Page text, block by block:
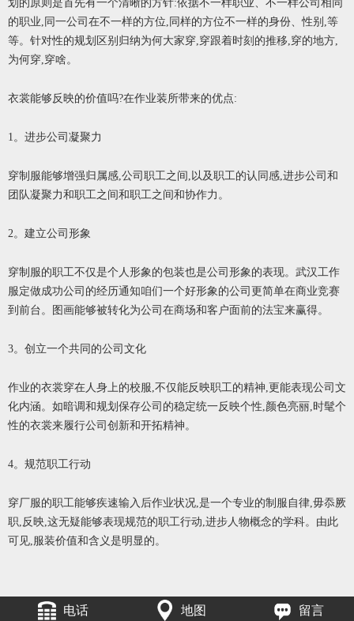
划的原则是首先有一个清晰的方针:依据不一样职业、不一样公司相同
的职业,同一公司在不一样的方位,同样的方位不一样的身份、性别,等
等。针对性的规划区别归纳为何大家穿,穿跟着时刻的推移,穿的地方,
为何穿,穿啥。
衣裳能够反映的价值吗?在作业装所带来的优点:
1。进步公司凝聚力
穿制服能够增强归属感,公司职工之间,以及职工的认同感,进步公司和
团队凝聚力和职工之间和职工之间和协作力。
2。建立公司形象
穿制服的职工不仅是个人形象的包装也是公司形象的表现。武汉工作
服定做成功公司的经历通知咱们一个好形象的公司更简单在商业竞赛
到前台。图画能够被转化为公司在商场和客户面前的法宝来赢得。
3。创立一个共同的公司文化
作业的衣裳穿在人身上的校服,不仅能反映职工的精神,更能表现公司文
化内涵。如暗调和规划保存公司的稳定统一反映个性,颜色亮丽,时髦个
性的衣裳来履行公司创新和开拓精神。
4。规范职工行动
穿厂服的职工能够疾速输入后作业状况,是一个专业的制服自律,毋忝厥
职,反映,这无疑能够表现规范的职工行动,进步人物概念的学科。由此
可见,服装价值和含义是明显的。
电话 地图 留言